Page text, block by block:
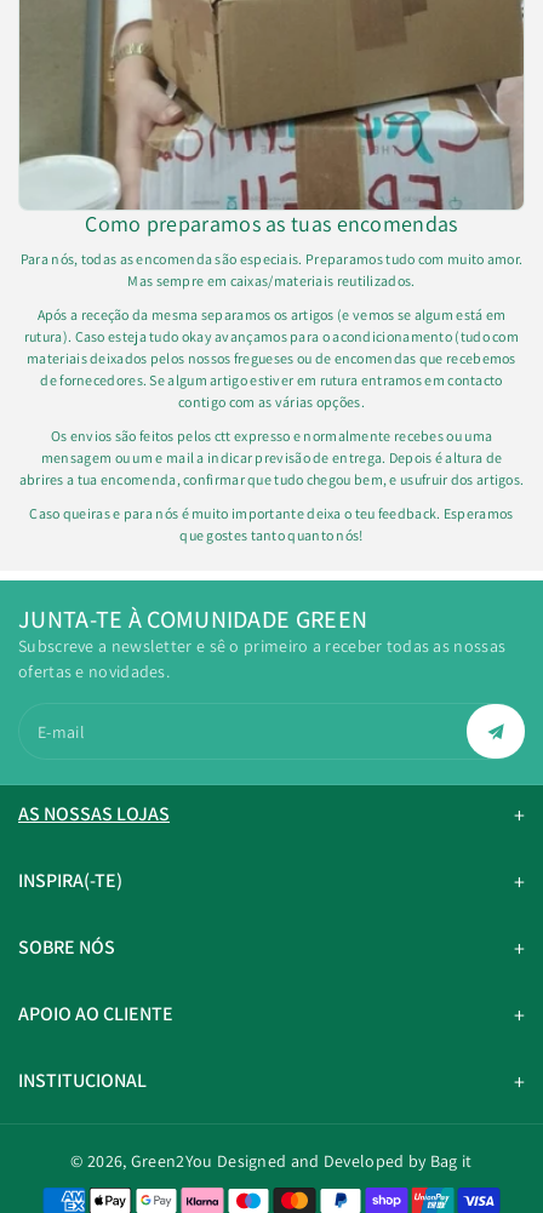
Como preparamos as tuas encomendas
Para nós, todas as encomenda são especiais. Preparamos tudo com muito amor.
Mas sempre em caixas/materiais reutilizados.
Após a receção da mesma separamos os artigos (e vemos se algum está em
rutura). Caso esteja tudo okay avançamos para o acondicionamento (tudo com
materiais deixados pelos nossos fregueses ou de encomendas que recebemos
de fornecedores. Se algum artigo estiver em rutura entramos em contacto
contigo com as várias opções.
Os envios são feitos pelos ctt expresso e normalmente recebes ou uma
mensagem ou um e mail a indicar previsão de entrega. Depois é altura de
abrires a tua encomenda, confirmar que tudo chegou bem, e usufruir dos artigos.
Caso queiras e para nós é muito importante deixa o teu feedback. Esperamos
que gostes tanto quanto nós!
JUNTA-TE À COMUNIDADE GREEN
Subscreve a newsletter e sê o primeiro a receber todas as nossas
ofertas e novidades.
E-mail
AS NOSSAS LOJAS
INSPIRA(-TE)
SOBRE NÓS
APOIO AO CLIENTE
INSTITUCIONAL
© 2026, Green2You Designed and Developed by Bag it
M